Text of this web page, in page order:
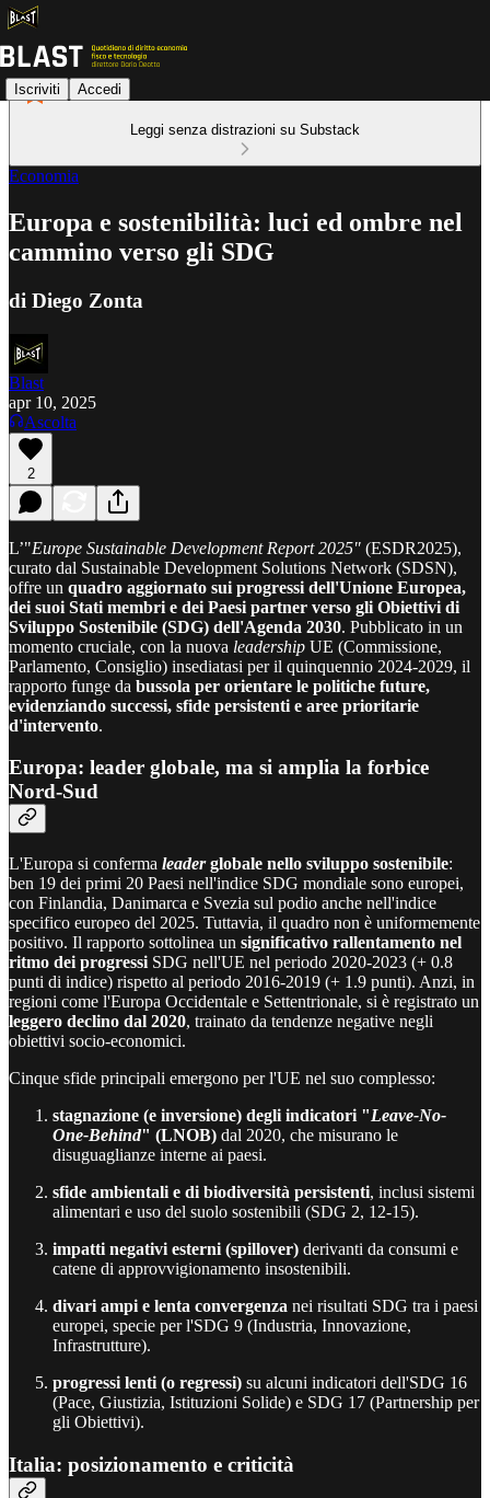
Iscriviti Accedi
Leggi senza distrazioni su Substack
Economia
Europa e sostenibilità: luci ed ombre nel
cammino verso gli SDG
di Diego Zonta
Blast
apr 10, 2025
Ascolta
2
L’"Europe Sustainable Development Report 2025" (ESDR2025),
curato dal Sustainable Development Solutions Network (SDSN),
offre un quadro aggiornato sui progressi dell'Unione Europea,
dei suoi Stati membri e dei Paesi partner verso gli Obiettivi di
Sviluppo Sostenibile (SDG) dell'Agenda 2030. Pubblicato in un
momento cruciale, con la nuova leadership UE (Commissione,
Parlamento, Consiglio) insediatasi per il quinquennio 2024-2029, il
rapporto funge da bussola per orientare le politiche future,
evidenziando successi, sfide persistenti e aree prioritarie
d'intervento.
Europa: leader globale, ma si amplia la forbice
Nord-Sud
L'Europa si conferma leaderglobale nello sviluppo sostenibile:
ben 19 dei primi 20 Paesi nell'indice SDG mondiale sono europei,
con Finlandia, Danimarca e Svezia sul podio anche nell'indice
specifico europeo del 2025. Tuttavia, il quadro non è uniformemente
positivo. Il rapporto sottolinea un significativo rallentamento nel
ritmo dei progressi SDG nell'UE nel periodo 2020-2023 (+ 0.8
punti di indice) rispetto al periodo 2016-2019 (+ 1.9 punti). Anzi, in
regioni come l'Europa Occidentale e Settentrionale, si è registrato un
leggero declino dal 2020, trainato da tendenze negative negli
obiettivi socio-economici.
Cinque sfide principali emergono per l'UE nel suo complesso:
stagnazione (e inversione) degli indicatori "Leave-No-
One-Behind" (LNOB) dal 2020, che misurano le
disuguaglianze interne ai paesi.
sfide ambientali e di biodiversità persistenti, inclusi sistemi
alimentari e uso del suolo sostenibili (SDG 2, 12-15).
impatti negativi esterni (spillover) derivanti da consumi e
catene di approvvigionamento insostenibili.
divari ampi e lenta convergenza nei risultati SDG tra i paesi
europei, specie per l'SDG 9 (Industria, Innovazione,
Infrastrutture).
progressi lenti (o regressi) su alcuni indicatori dell'SDG 16
(Pace, Giustizia, Istituzioni Solide) e SDG 17 (Partnership per
gli Obiettivi).
Italia: posizionamento e criticità